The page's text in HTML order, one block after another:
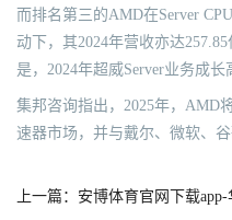
而排名第三的AMD在Server
动下，其2024年营收亦达
是，2024年超威Server业务成长
集邦咨询指出，2025年，AMD
速器市场，并与戴尔、微软、
上一篇：安博体育官网下载